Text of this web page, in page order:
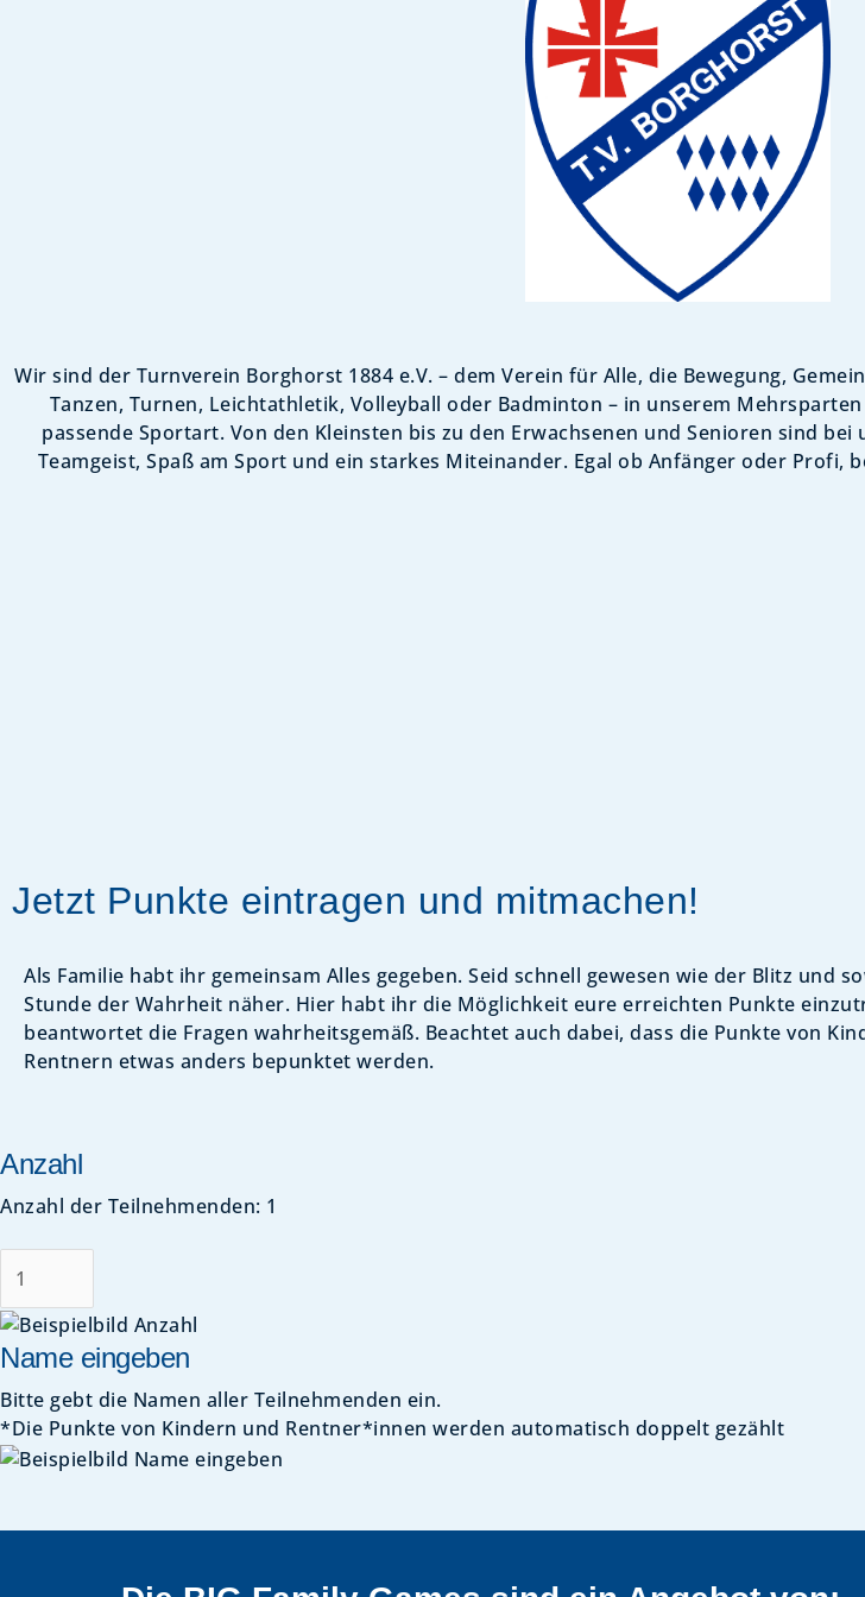
Wir sind der Turnverein Borghorst 1884 e.V. – dem Verein für Alle, die Bewegung,
Tanzen, Turnen, Leichtathletik, Volleyball oder Badminton – in unserem
passende Sportart. Von den Kleinsten bis zu den Erwachsenen und Senioren sind
Teamgeist, Spaß am Sport und ein starkes Miteinander. Egal ob Anfänger oder Profi,
Jetzt Punkte eintragen und mitmachen!
Als Familie habt ihr gemeinsam Alles gegeben. Seid schnell gewesen wie der Blitz und
Stunde der Wahrheit näher. Hier habt ihr die Möglichkeit eure erreichten Punkte
beantwortet die Fragen wahrheitsgemäß. Beachtet auch dabei, dass die Punkte von
Rentnern etwas anders bepunktet werden.
Anzahl
Anzahl der Teilnehmenden: 1
Name eingeben
Bitte gebt die Namen aller Teilnehmenden ein.
*Die Punkte von Kindern und Rentner*innen werden automatisch doppelt gezählt